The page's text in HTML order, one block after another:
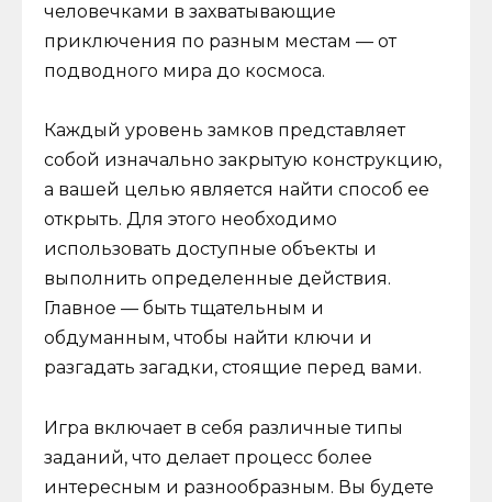
человечками в захватывающие
приключения по разным местам — от
подводного мира до космоса.
Каждый уровень замков представляет
собой изначально закрытую конструкцию,
а вашей целью является найти способ ее
открыть. Для этого необходимо
использовать доступные объекты и
выполнить определенные действия.
Главное — быть тщательным и
обдуманным, чтобы найти ключи и
разгадать загадки, стоящие перед вами.
Игра включает в себя различные типы
заданий, что делает процесс более
интересным и разнообразным. Вы будете